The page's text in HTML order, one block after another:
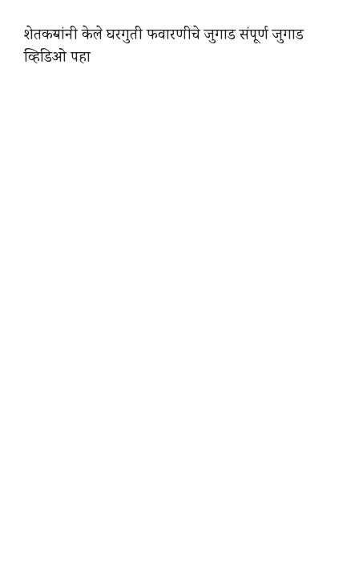
शेतकऱ्यांनी केले घरगुती फवारणीचे जुगाड संपूर्ण जुगाड
व्हिडिओ पहा